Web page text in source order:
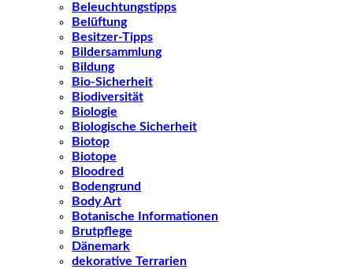
Beleuchtungstipps
Belüftung
Besitzer-Tipps
Bildersammlung
Bildung
Bio-Sicherheit
Biodiversität
Biologie
Biologische Sicherheit
Biotop
Biotope
Bloodred
Bodengrund
Body Art
Botanische Informationen
Brutpflege
Dänemark
dekorative Terrarien